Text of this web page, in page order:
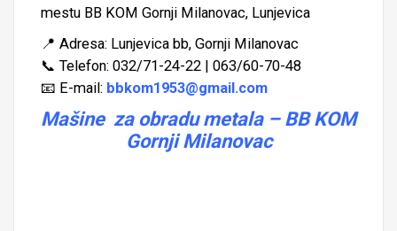
mestu BB KOM Gornji Milanovac, Lunjevica
📍 Adresa: Lunjevica bb, Gornji Milanovac
📞 Telefon: 032/71-24-22 | 063/60-70-48
📧 E-mail: bbkom1953@gmail.com
Mašine za obradu metala – BB KOM
Gornji Milanovac